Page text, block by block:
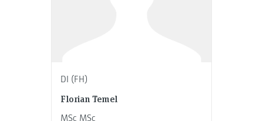
DI (FH)
Florian Temel
MSc MSc